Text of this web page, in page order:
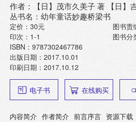
作者：【日】茂市久美子 著 【日】
丛书名：幼年童话妙趣桥梁书
定价：30元
印次：1-1
ISBN：9787302467786
出版日期：2017.10.01
印刷日期：2017.10.12
图书责
图书分
电子书 在线购买
内容简介 作者简介 前言序言 资源下载